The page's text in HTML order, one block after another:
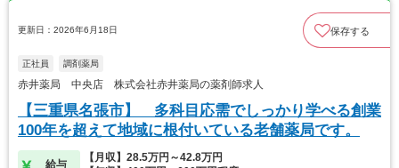
更新日：2026年6月18日 保存する
正社員 調剤薬局
赤井薬局 中央店 株式会社赤井薬局の薬剤師求人
【三重県名張市】 多科目応需でしっかり学べる創業
100年を超えて地域に根付いている老舗薬局です。
給与
【月収】28.5万円～42.8万円